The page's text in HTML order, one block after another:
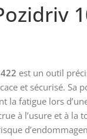
est un outil
et sécurisé. Sa
la fatigue lors
à l’usure et à